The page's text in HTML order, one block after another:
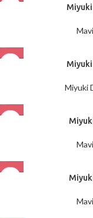
Miyuki
Miyuki
Miyuki